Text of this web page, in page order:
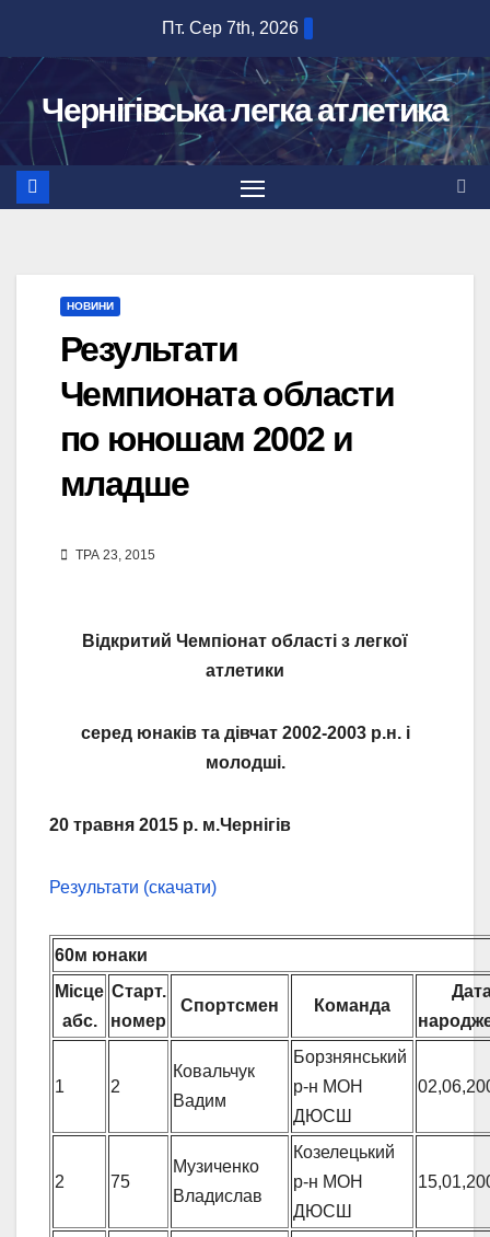
вмісту
Пт. Сер 7th, 2026
Чернігівська легка атлетика
НОВИНИ
Результати
Чемпионата области
по юношам 2002 и
младше
ТРА 23, 2015
Відкритий Чемпіонат області з легкої
атлетики
серед юнаків та дівчат 2002-2003 р.н. і
молодші.
20 травня 2015 р. м.Чернігів
Результати (скачати)
60м юнаки
Місце
абс.
Старт.
номер
Спортсмен Команда
1 2
Ковальчук
Вадим
Борзнянський
р-н МОН
ДЮСШ
2 75
Музиченко
Владислав
Козелецький
р-н МОН
ДЮСШ